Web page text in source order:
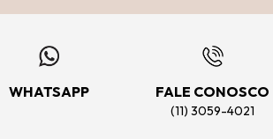
WHATSAPP FALE CONOSCO
(11) 3059-4021